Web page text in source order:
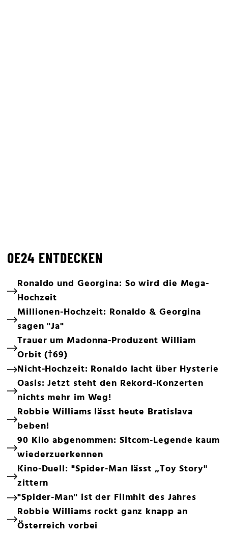
OE24 ENTDECKEN
Ronaldo und Georgina: So wird die Mega-
Hochzeit
Millionen-Hochzeit: Ronaldo & Georgina
sagen "Ja"
Trauer um Madonna-Produzent William
Orbit (†69)
Nicht-Hochzeit: Ronaldo lacht über Hysterie
Oasis: Jetzt steht den Rekord-Konzerten
nichts mehr im Weg!
Robbie Williams lässt heute Bratislava
beben!
90 Kilo abgenommen: Sitcom-Legende kaum
wiederzuerkennen
Kino-Duell: "Spider-Man lässt „Toy Story"
zittern
"Spider-Man" ist der Filmhit des Jahres
Robbie Williams rockt ganz knapp an
Österreich vorbei